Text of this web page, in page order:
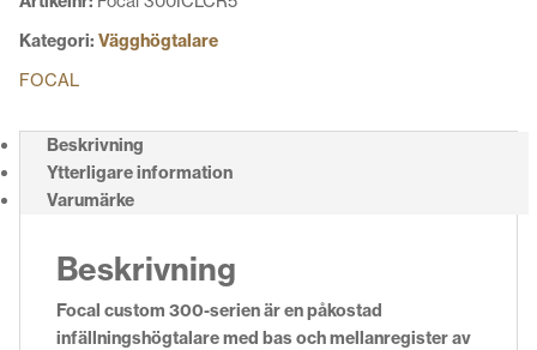
Kategori: Vägghögtalare
FOCAL
Beskrivning
Ytterligare information
Varumärke
Beskrivning
Focal custom 300-serien är en påkostad
infällningshögtalare med bas och mellanregister av